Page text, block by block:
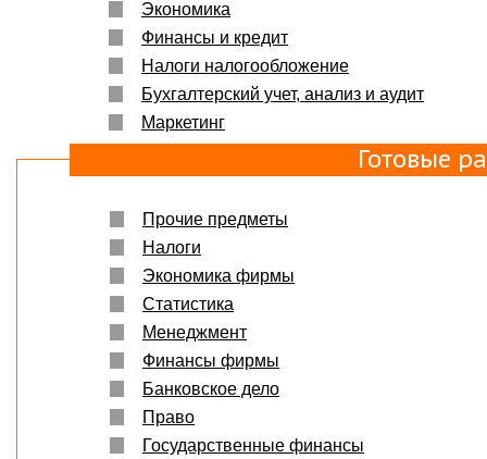
Экономика
Финансы и кредит
Налоги налогообложение
Бухгалтерский учет, анализ и аудит
Маркетинг
Готовые
Прочие предметы
Налоги
Экономика фирмы
Статистика
Менеджмент
Финансы фирмы
Банковское дело
Право
Государственные финансы